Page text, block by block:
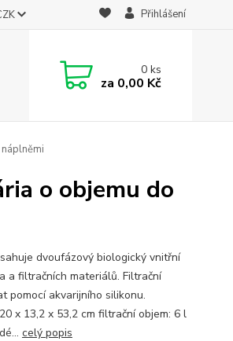
Přihlášení
0ks
za 0,00 Kč
o objemu do
dvoufázový biologický vnitřní
a filtračních materiálů. Filtrační
pomocí akvarijního silikonu.
x 13,2 x 53,2 cm filtrační objem: 6 l
celý popis